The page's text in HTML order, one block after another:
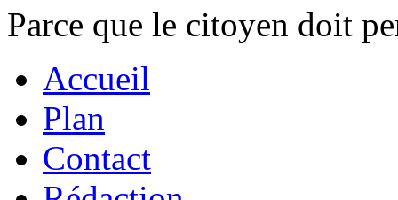
Parce que le citoyen doit
Accueil
Plan
Contact